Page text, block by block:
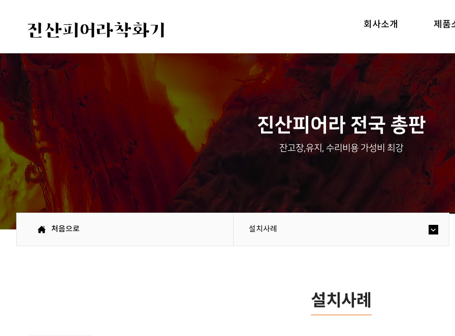
진산피어라착화기 회사소개 제품
진산피어라 전국 총판
잔고장,유지, 수리비용 가성비 최강
처음으로 설치사례
설치사례